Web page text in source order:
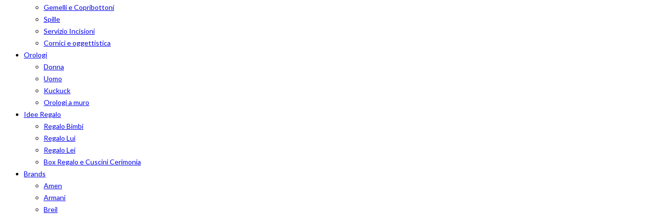
Gemelli e Copribottoni
Spille
Servizio Incisioni
Cornici e oggettistica
Orologi
Donna
Uomo
Kuckuck
Orologi a muro
Idee Regalo
Regalo Bimbi
Regalo Lui
Regalo Lei
Box Regalo e Cuscini Cerimonia
Brands
Amen
Armani
Breil